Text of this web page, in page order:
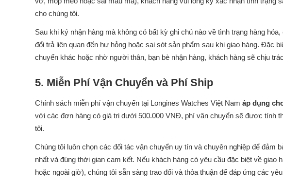
cho chúng tôi.
Sau khi ký nhận hàng mà không có bất kỳ ghi chú nào về tình trạng hàng
đổi trả liên quan đến hư hỏng hoặc sai sót sản phẩm sau khi giao hàng. Đặc
chuyển khác hoặc nhờ người thân, bạn bè nhận hàng, khách hàng sẽ chịu
5. Miễn Phí Vận Chuyển và Phí Ship
Chính sách miễn phí vận chuyển tại Longines Watches Việt Nam áp dụng
với các đơn hàng có giá trị dưới 500.000 VNĐ, phí vận chuyển sẽ được tính
tôi.
Chúng tôi luôn chọn các đối tác vận chuyển uy tín và chuyên nghiệp để đảm
nhất và đúng thời gian cam kết. Nếu khách hàng có yêu cầu đặc biệt về giao
hoặc ngoài giờ), chúng tôi sẵn sàng trao đổi và thỏa thuận để đáp ứng các